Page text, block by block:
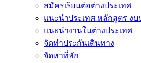
สมัครเรียนต่อต่างประเทศ
แนะนำประเทศ หลักสูตร ง
แนะนำงานในต่างประเทศ
จัดทำประกันเดินทาง
จัดหาที่พัก